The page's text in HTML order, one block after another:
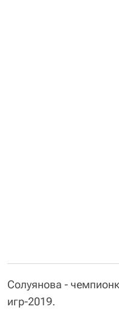
Солуянова -
игр-2019.